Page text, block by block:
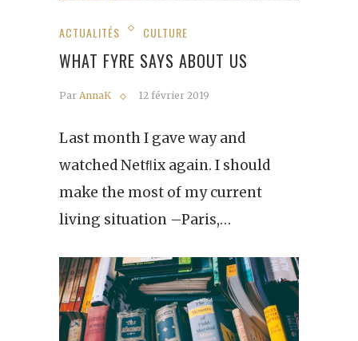
ACTUALITÉS CULTURE
WHAT FYRE SAYS ABOUT US
Par AnnaK 12 février 2019
Last month I gave way and
watched Netﬂix again. I should
make the most of my current
living situation –Paris,…